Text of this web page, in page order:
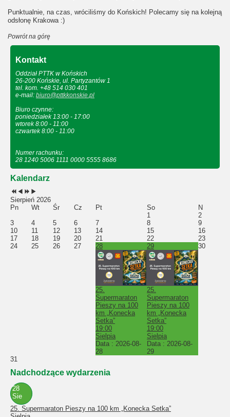
Punktualnie, na czas, wróciliśmy do Końskich! Polecamy się na kolejną
odsłonę Krakowa :)
Powrót na górę
Kontakt
Oddział PTTK w Końskich
26-200 Końskie, ul. Partyzantów 1
tel. kom. +48 514 030 401
e-mail: biuro@pttkkonskie.pl
Biuro czynne:
poniedziałek 13:00 - 17:00
wtorek 8:00 - 11:00
czwartek 8:00 - 11:00
Numer rachunku:
28 1240 5006 1111 0000 5555 8686
Kalendarz
Sierpień 2026
Pn
Wt Śr Cz Pt So
N
1
2
3
4 5 6 7 8
9
10
11 12 13 14 15
16
17
18 19 20 21 22
23
24
25 26 27 28
25.
Supermaraton
Pieszy na 100
km „Konecka
Setka”
19:00
Sielpia
Data : 2026-08-
28
29
25.
Supermaraton
Pieszy na 100
km „Konecka
Setka”
19:00
Sielpia
Data : 2026-08-
29
30
31
Nadchodzące wydarzenia
28
Sie
25. Supermaraton Pieszy na 100 km „Konecka Setka”